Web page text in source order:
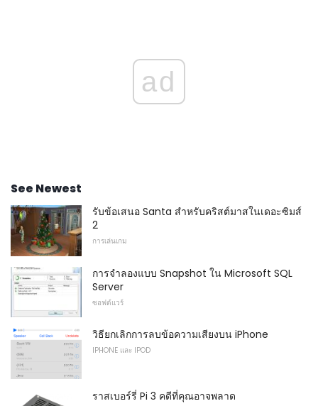
ad
See Newest
รับข้อเสนอ Santa สำหรับคริสต์มาสในเดอะซิมส์
2
การเล่นเกม
การจำลองแบบ Snapshot ใน Microsoft SQL
Server
ซอฟต์แวร์
วิธียกเลิกการลบข้อความเสียงบน iPhone
IPHONE และ IPOD
ราสเบอร์รี่ Pi 3 คดีที่คุณอาจพลาด